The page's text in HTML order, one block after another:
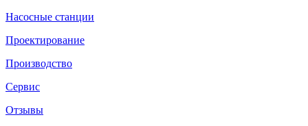
Насосные станции
Проектирование
Производство
Сервис
Отзывы